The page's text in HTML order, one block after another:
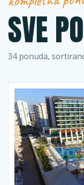
SVE
34ponuda,